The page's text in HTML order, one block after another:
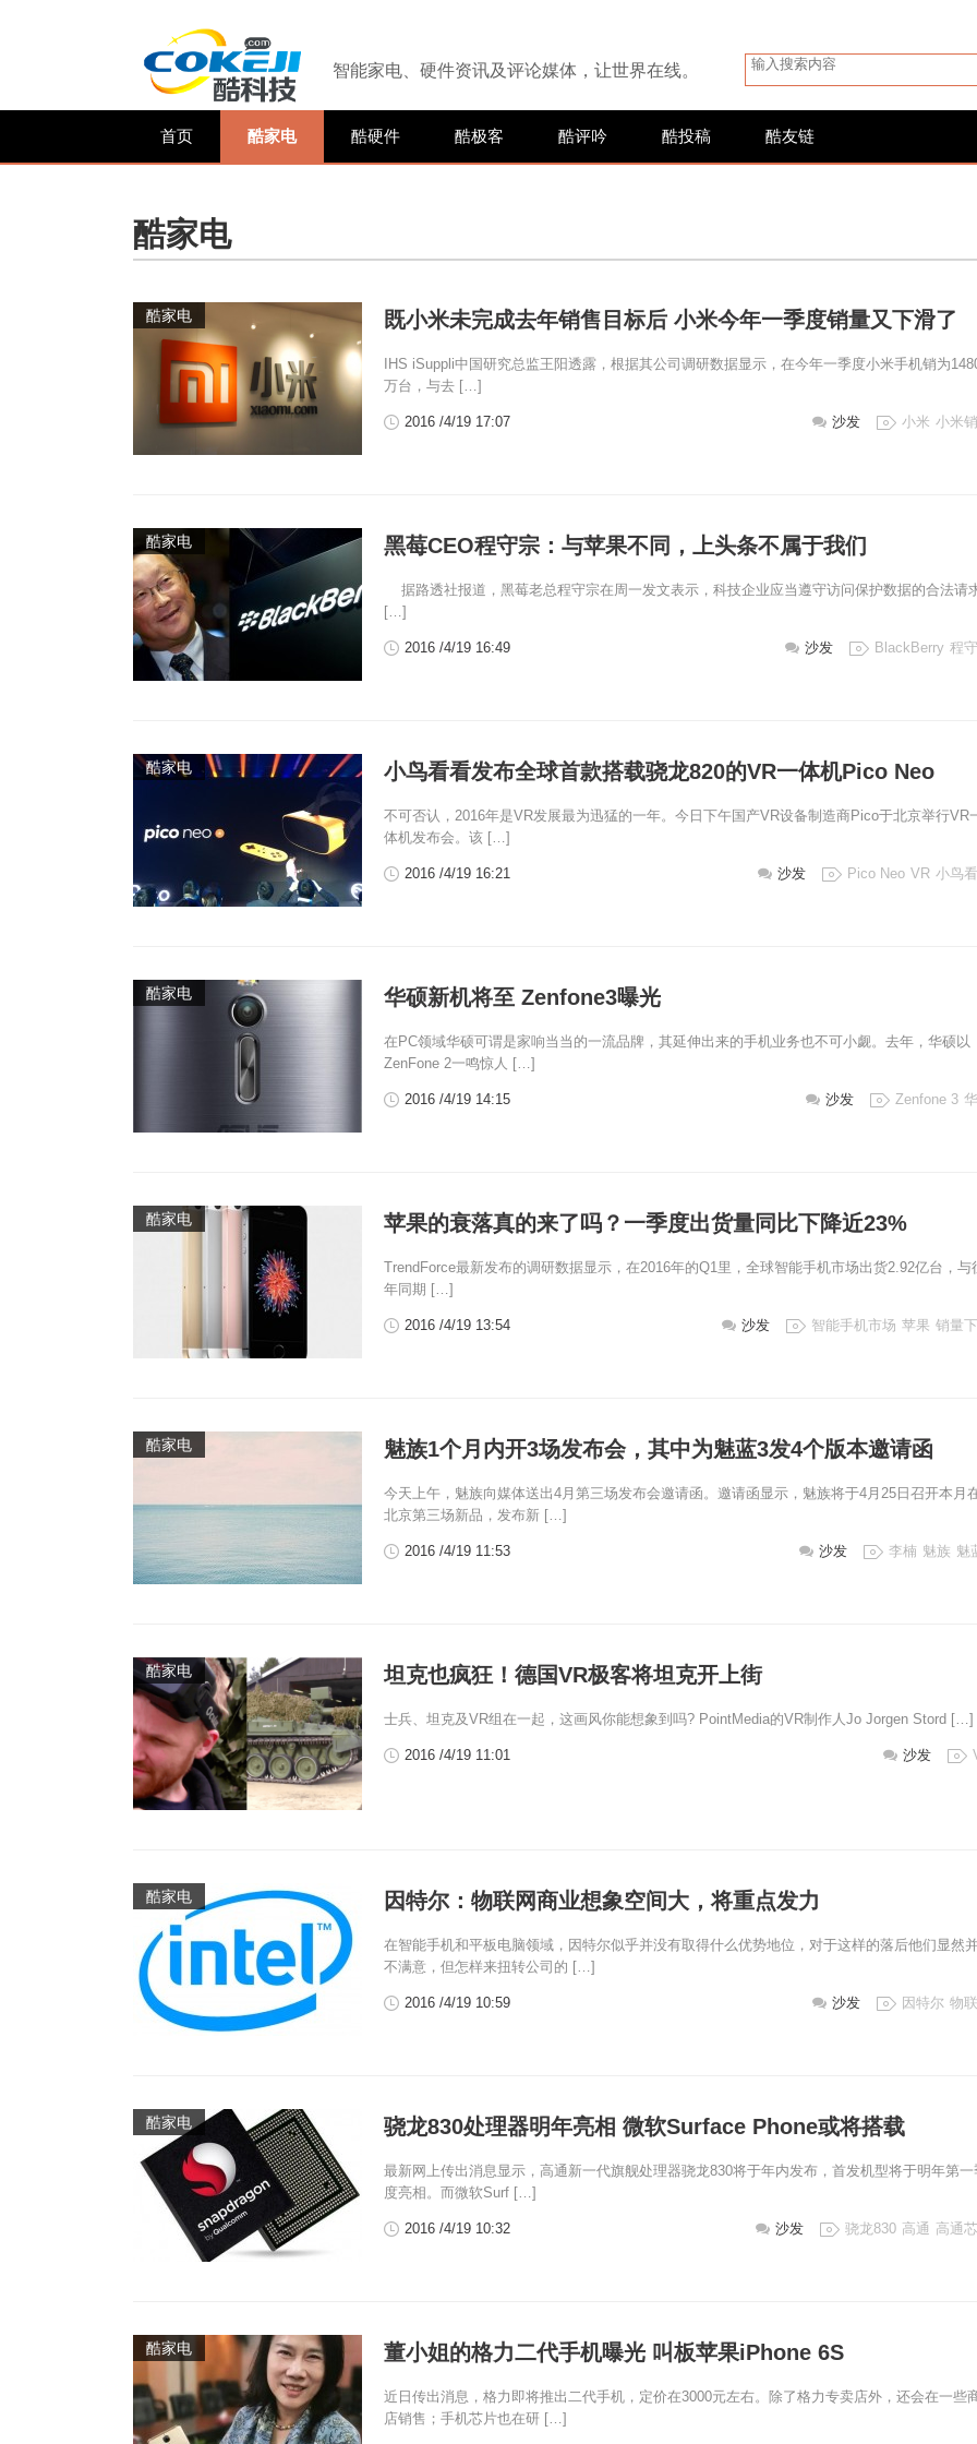
智能家电、硬件资讯及评论媒体，让世界在线。
首页 酷家电 酷硬件 酷极客 酷评吟 酷投稿 酷友链
酷家电
酷家电 既小米未完成去年销售目标后 小米今年一季度销量又下滑了
IHS iSuppli中国研究总监王阳透露，根据其公司调研数据显示，在今年一季度小米手机销为
万台，与去 […]
小米 小米
2016 /4/19 17:07 沙发
酷家电 黑莓CEO程守宗：与苹果不同，上头条不属于我们
据路透社报道，黑莓老总程守宗在周一发文表示，科技企业应当遵守访问保护数据的合法请
[…]
BlackBerry 程
2016 /4/19 16:49 沙发
酷家电 小鸟看看发布全球首款搭载骁龙820的VR一体机Pico Neo
不可否认，2016年是VR发展最为迅猛的一年。今日下午国产VR设备制造商Pico于北京举行VR
体机发布会。该 […]
Pico Neo VR 小鸟
2016 /4/19 16:21 沙发
酷家电 华硕新机将至 Zenfone3曝光
在PC领域华硕可谓是家响当当的一流品牌，其延伸出来的手机业务也不可小觑。去年，华硕以
ZenFone 2一鸣惊人 […]
Zenfone 3
2016 /4/19 14:15 沙发
酷家电 苹果的衰落真的来了吗？一季度出货量同比下降近23%
TrendForce最新发布的调研数据显示，在2016年的Q1里，全球智能手机市场出货2.92亿台，与
年同期 […]
智能手机市场 苹果 销量
2016 /4/19 13:54 沙发
酷家电 魅族1个月内开3场发布会，其中为魅蓝3发4个版本邀请函
今天上午，魅族向媒体送出4月第三场发布会邀请函。邀请函显示，魅族将于4月25日召开本月
北京第三场新品，发布新 […]
李楠 魅族 魅
2016 /4/19 11:53 沙发
酷家电 坦克也疯狂！德国VR极客将坦克开上街
士兵、坦克及VR组在一起，这画风你能想象到吗? PointMedia的VR制作人Jo Jorgen Stord […]
2016 /4/19 11:01 沙发
酷家电 因特尔：物联网商业想象空间大，将重点发力
在智能手机和平板电脑领域，因特尔似乎并没有取得什么优势地位，对于这样的落后他们显然
不满意，但怎样来扭转公司的 […]
因特尔 物
2016 /4/19 10:59 沙发
酷家电 骁龙830处理器明年亮相 微软Surface Phone或将搭载
最新网上传出消息显示，高通新一代旗舰处理器骁龙830将于年内发布，首发机型将于明年第一
度亮相。而微软Surf […]
骁龙830 高通 高通
2016 /4/19 10:32 沙发
酷家电 董小姐的格力二代手机曝光 叫板苹果iPhone 6S
近日传出消息，格力即将推出二代手机，定价在3000元左右。除了格力专卖店外，还会在一些
店销售；手机芯片也在研 […]